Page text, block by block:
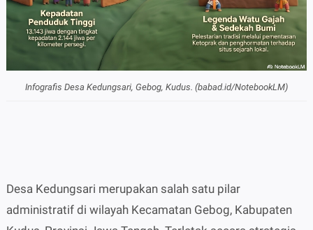
Infografis Desa Kedungsari, Gebog, Kudus. (babad.id/NotebookLM)
Desa Kedungsari merupakan salah satu pilar
administratif di wilayah Kecamatan Gebog, Kabupaten